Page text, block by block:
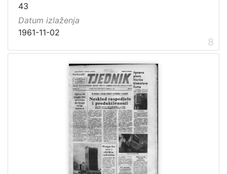
43
Datum izlaženja
1961-11-02
8